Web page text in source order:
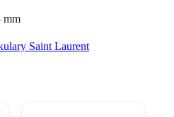
mm
Saint Laurent